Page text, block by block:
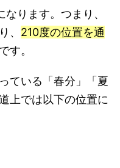
なります。つまり、
、 210度の位置を通
す。
ている「春分」「夏
上では以下の位置に